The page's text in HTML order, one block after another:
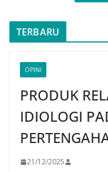
TERBARU
OPINI
PRODUK
IDIOLOGI
21/12/2025